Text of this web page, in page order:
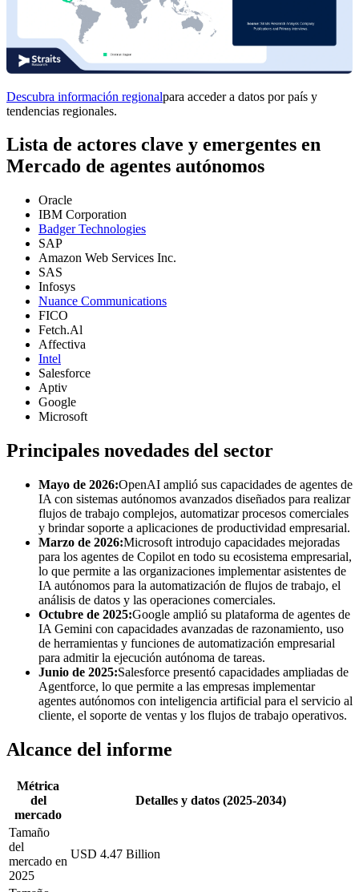
Descubra información regionalpara acceder a datos por país y
tendencias regionales.
Lista de actores clave y emergentes en
Mercado de agentes autónomos
Oracle
IBM Corporation
Badger Technologies
SAP
Amazon Web Services Inc.
SAS
Infosys
Nuance Communications
FICO
Fetch.Al
Affectiva
Intel
Salesforce
Aptiv
Google
Microsoft
Principales novedades del sector
Mayo de 2026:OpenAI amplió sus capacidades de agentes de
IA con sistemas autónomos avanzados diseñados para realizar
flujos de trabajo complejos, automatizar procesos comerciales
y brindar soporte a aplicaciones de productividad empresarial.
Marzo de 2026:Microsoft introdujo capacidades mejoradas
para los agentes de Copilot en todo su ecosistema empresarial,
lo que permite a las organizaciones implementar asistentes de
IA autónomos para la automatización de flujos de trabajo, el
análisis de datos y las operaciones comerciales.
Octubre de 2025:Google amplió su plataforma de agentes de
IA Gemini con capacidades avanzadas de razonamiento, uso
de herramientas y funciones de automatización empresarial
para admitir la ejecución autónoma de tareas.
Junio ​​de 2025:Salesforce presentó capacidades ampliadas de
Agentforce, lo que permite a las empresas implementar
agentes autónomos con inteligencia artificial para el servicio al
cliente, el soporte de ventas y los flujos de trabajo operativos.
Alcance del informe
Métrica
del
mercado
Detalles y datos (2025-2034)
Tamaño
del
mercado en
2025
USD 4.47 Billion